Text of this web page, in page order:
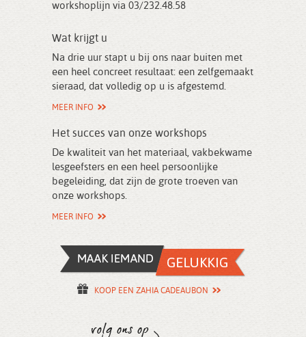
workshoplijn via 03/232.48.58
Wat krijgt u
Na drie uur stapt u bij ons naar buiten met
een heel concreet resultaat: een zelfgemaakt
sieraad, dat volledig op u is afgestemd.
MEER INFO
Het succes van onze workshops
De kwaliteit van het materiaal, vakbekwame
lesgeefsters en een heel persoonlijke
begeleiding, dat zijn de grote troeven van
onze workshops.
MEER INFO
KOOP EEN ZAHIA CADEAUBON